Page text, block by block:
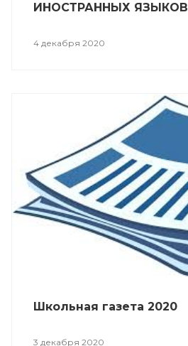
ИНОСТРАННЫХ ЯЗЫКОВ
4 декабря 2020
Школьная газета 2020
3 декабря 2020